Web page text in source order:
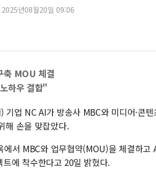
2025년08월20일 09:06
축 MOU 체결
하우 결합"
업 NC AI가 방송사 MBC와 미디어·콘
손을 맞잡았다.
서 MBC와 업무협약(MOU)을 체결하고
에 착수한다고 20일 밝혔다.